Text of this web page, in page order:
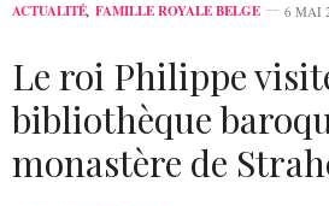
ACTUALITÉ, FAMILLE ROYALE BELGE 6 MAI
Le roi Philippe
bibliothèque
monastère de